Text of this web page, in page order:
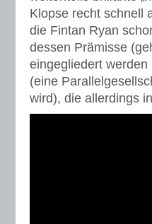
Klopse recht schnell
die Fintan Ryan
dessen Prämisse
eingegliedert werden
(eine
wird), die allerdings